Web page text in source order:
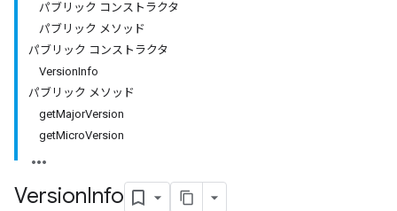
パブリック コンストラクタ
パブリック メソッド
パブリック コンストラクタ
VersionInfo
パブリック メソッド
getMajorVersion
getMicroVersion
VersionInfo